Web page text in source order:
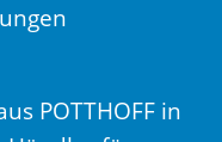
POTTHOFF in